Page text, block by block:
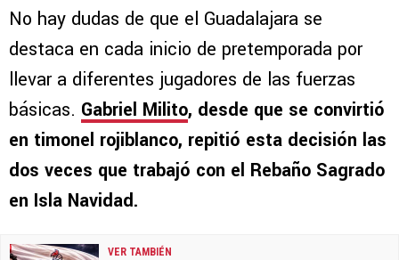
No hay dudas de que el Guadalajara se
destaca en cada inicio de pretemporada por
llevar a diferentes jugadores de las fuerzas
básicas. Gabriel Milito, desde que se convirtió
en timonel rojiblanco, repitió esta decisión las
dos veces que trabajó con el Rebaño Sagrado
en Isla Navidad.
VER TAMBIÉN